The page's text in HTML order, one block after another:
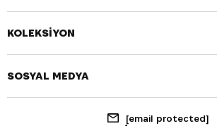
KOLEKSİYON
SOSYAL MEDYA
[email protected]